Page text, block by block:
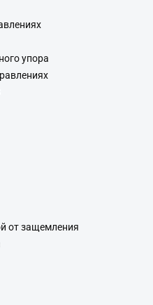
упора
от защемления